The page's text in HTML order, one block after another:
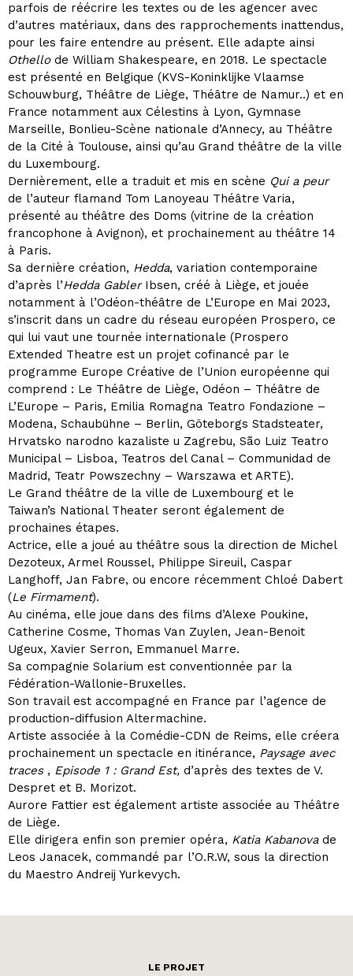
parfois de réécrire les textes ou de les agencer avec
d’autres matériaux, dans des rapprochements inattendus,
pour les faire entendre au présent. Elle adapte ainsi
Othellode William Shakespeare, en 2018. Le spectacle
est présenté en Belgique (KVS-Koninklijke Vlaamse
Schouwburg, Théâtre de Liège, Théâtre de Namur..) et en
France notamment aux Célestins à Lyon, Gymnase
Marseille, Bonlieu-Scène nationale d’Annecy, au Théâtre
de la Cité à Toulouse, ainsi qu’au Grand théâtre de la ville
du Luxembourg.
Dernièrement, elle a traduit et mis en scène Qui a peur
de l’auteur flamand Tom Lanoyeau Théâtre Varia,
présenté au théâtre des Doms (vitrine de la création
francophone à Avignon), et prochainement au théâtre 14
à Paris.
Sa dernière création, Hedda, variation contemporaine
d’après l’Hedda GablerIbsen, créé à Liège, et jouée
notamment à l’Odéon-théâtre de L’Europe en Mai 2023,
s’inscrit dans un cadre du réseau européen Prospero, ce
qui lui vaut une tournée internationale (Prospero
Extended Theatre est un projet cofinancé par le
programme Europe Créative de l’Union européenne qui
comprend : Le Théâtre de Liège, Odéon – Théâtre de
L’Europe – Paris, Emilia Romagna Teatro Fondazione –
Modena, Schaubühne – Berlin, Göteborgs Stadsteater,
Hrvatsko narodno kazaliste u Zagrebu, São Luiz Teatro
Municipal – Lisboa, Teatros del Canal – Communidad de
Madrid, Teatr Powszechny – Warszawa et ARTE).
Le Grand théâtre de la ville de Luxembourg et le
Taiwan’s National Theater seront également de
prochaines étapes.
Actrice, elle a joué au théâtre sous la direction de Michel
Dezoteux, Armel Roussel, Philippe Sireuil, Caspar
Langhoff, Jan Fabre, ou encore récemment Chloé Dabert
(Le Firmament).
Au cinéma, elle joue dans des films d’Alexe Poukine,
Catherine Cosme, Thomas Van Zuylen, Jean-Benoit
Ugeux, Xavier Serron, Emmanuel Marre.
Sa compagnie Solarium est conventionnée par la
Fédération-Wallonie-Bruxelles.
Son travail est accompagné en France par l’agence de
production-diffusion Altermachine.
Artiste associée à la Comédie-CDN de Reims, elle créera
prochainement un spectacle en itinérance, Paysage avec
traces, Episode 1 : Grand Est, d’après des textes de V.
Despret et B. Morizot.
Aurore Fattier est également artiste associée au Théâtre
de Liège.
Elle dirigera enfin son premier opéra, Katia Kabanovade
Leos Janacek, commandé par l’O.R.W, sous la direction
du Maestro Andreij Yurkevych.
LE PROJET